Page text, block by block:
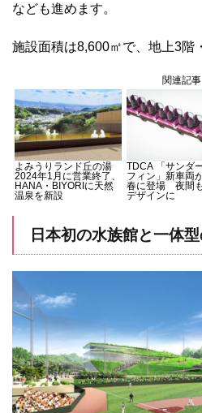
なども進めます。
施設面積は8,600㎡で、地上3階
関連記事
よみうりランド丘の湯
2024年1月に営業終了、
HANA・BIYORIに天然
温泉を新設
TDCA 「サンダ
フィン」新車両
春に登場 夜間
デザインに
日本初の水族館と一体